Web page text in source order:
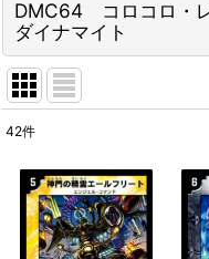
DMC64 コロコロ・
ダイナマイト
並び順:
42件